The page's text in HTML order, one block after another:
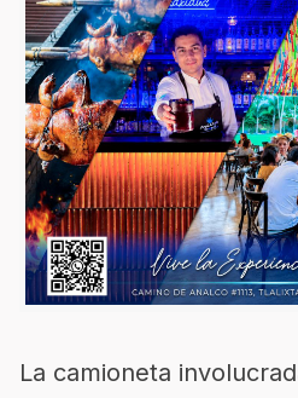
La camioneta